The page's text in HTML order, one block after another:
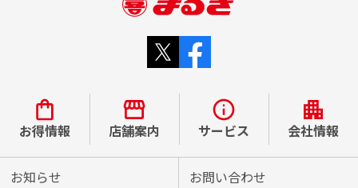
お得情報 店舗案内 サービス 会社情報
お知らせ お問い合わせ